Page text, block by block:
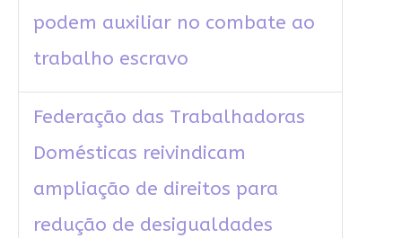
podem auxiliar no combate ao
trabalho escravo
Federação das Trabalhadoras
Domésticas reivindicam
ampliação de direitos para
redução de desigualdades